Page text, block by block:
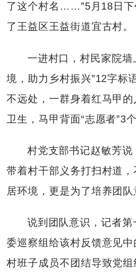
了这个村名……”5月18日下
了王益区王益街道宜古村。
一进村口，村民家院墙
境，助力乡村振兴”12字标
不远处，一群身着红马甲
卫生，马甲背面“志愿者”3
村党支部书记赵敏芳
带着村干部义务打扫村道，
居环境，更是为了培养团队
说到团队意识，记者
委巡察组给该村反馈意见
村班子成员不团结导致党组